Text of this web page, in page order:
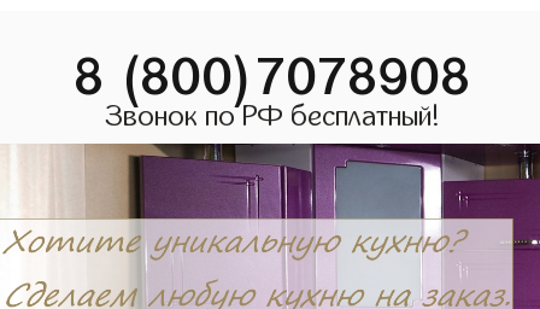
8 (800)7078908
Звонок по РФ бесплатный!